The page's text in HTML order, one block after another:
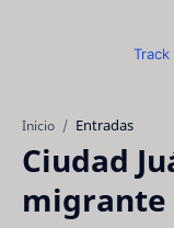
Inicio Entradas
Ciudad
migrante